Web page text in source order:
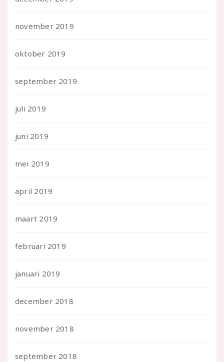
november 2019
oktober 2019
september 2019
juli 2019
juni 2019
mei 2019
april 2019
maart 2019
februari 2019
januari 2019
december 2018
november 2018
september 2018